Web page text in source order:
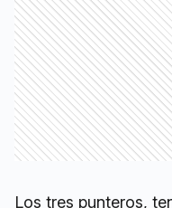
Los tres punteros,